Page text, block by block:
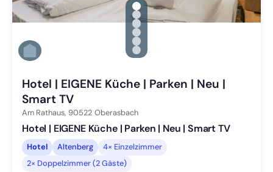
gallery.slide_selector
Zu Slide 1 wechseln
Zu Slide 2 wechseln
Zu Slide 3 wechseln
Zu Slide 4 wechseln
Zu Slide 5 wechseln
Zu Slide 6 wechseln
Hotel | EIGENE Küche | Parken | Neu |
Smart TV
Am Rathaus, 90522 Oberasbach
Hotel | EIGENE Küche | Parken | Neu | Smart TV
Hotel Altenberg
4× Einzelzimmer
2× Doppelzimmer (2 Gäste)